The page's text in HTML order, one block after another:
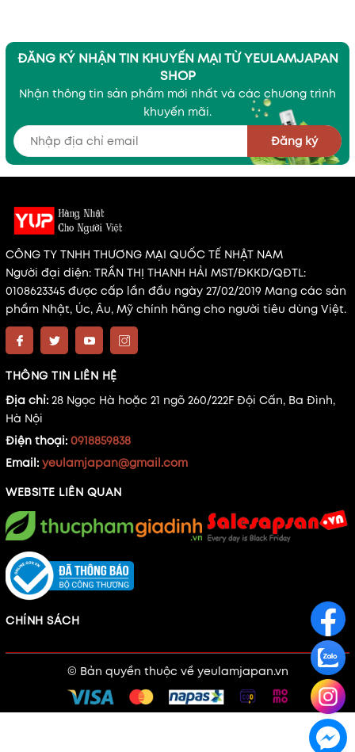
ĐĂNG KÝ NHẬN TIN KHUYẾN MẠI TỪ YEULAMJAPAN
SHOP
Nhận thông tin sản phẩm mới nhất và các chương trình
khuyến mãi.
Đăng ký
CÔNG TY TNHH THƯƠNG MẠI QUỐC TẾ NHẬT NAM
Người đại diện: TRẦN THỊ THANH HẢI MST/ĐKKD/QĐTL:
0108623345 được cấp lần đầu ngày 27/02/2019 Mang các sản
phẩm Nhật, Úc, Âu, Mỹ chính hãng cho người tiêu dùng Việt.
THÔNG TIN LIÊN HỆ
Địa chỉ: 28 Ngọc Hà hoặc 21 ngõ 260/222F Đội Cấn, Ba Đình,
Hà Nội
Điện thoại: 0918859838
Email: yeulamjapan@gmail.com
WEBSITE LIÊN QUAN
CHÍNH SÁCH
© Bản quyền thuộc về yeulamjapan.vn